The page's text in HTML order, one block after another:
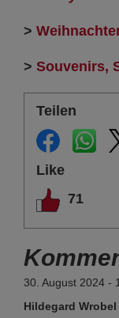
>
> Souvenirs,
Teilen
Like
71
30. August 2024 -
Hildegard Wrobel